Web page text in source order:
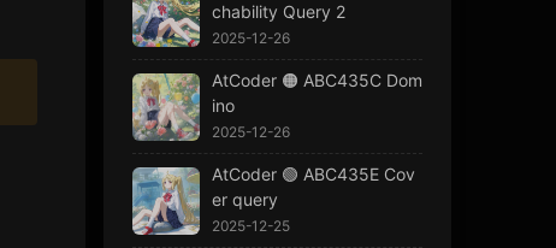
chability Query 2
2025-12-26
AtCoder 🟠 ABC435C Dom
ino
2025-12-26
AtCoder 🟢 ABC435E Cov
er query
2025-12-25